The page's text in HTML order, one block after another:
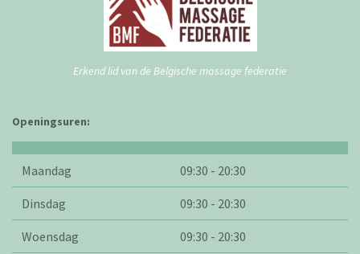
Erkend lid van de Belgische massage federatie
Openingsuren:
Maandag 09:30 - 20:30
Dinsdag 09:30 - 20:30
Woensdag 09:30 - 20:30